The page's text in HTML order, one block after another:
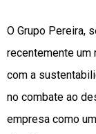
O Grupo Pereira,
recentemente
com a
no combate ao
empresa como